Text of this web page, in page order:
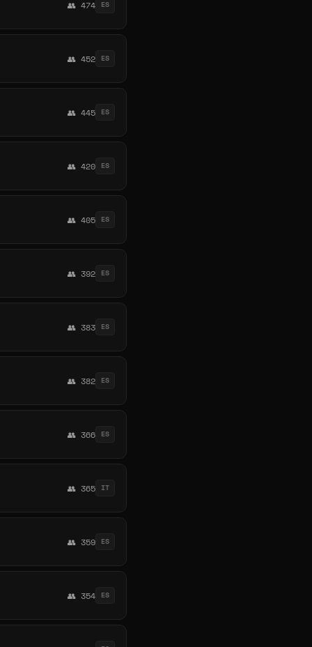
👥 474 ES
👥 452 ES
👥 445 ES
👥 420 ES
👥 405 ES
👥 392 ES
👥 383 ES
👥 382 ES
👥 366 ES
👥 365 IT
👥 359 ES
👥 354 ES